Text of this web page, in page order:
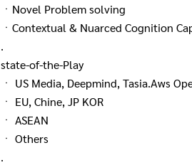
ㆍNovel Problem solving
ㆍContextual & Nuarced Cognition
.
state-of-the-Play
ㆍ US Media, Deepmind, Tasia.Aws
ㆍ EU, Chine, JP KOR
ㆍ ASEAN
ㆍ Others
.